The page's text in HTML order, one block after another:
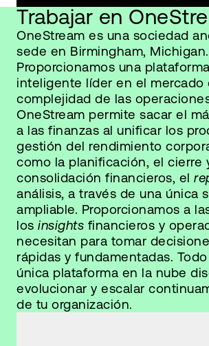
Trabajar en
OneStream es una sociedad
sede en Birmingham, Michigan.
Proporcionamos una
inteligente líder en el mercado
complejidad de las
OneStream permite sacar el
a las finanzas al unificar los
gestión del rendimiento
como la planificación, el cierre
consolidación financieros, el
análisis, a través de una única
ampliable. Proporcionamos a
los insights financieros y
necesitan para tomar
rápidas y fundamentadas.
única plataforma en la nube
evolucionar y escalar
de tu organización.